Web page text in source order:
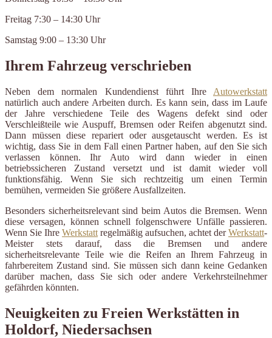
Freitag 7:30 – 14:30 Uhr
Samstag 9:00 – 13:30 Uhr
Ihrem Fahrzeug verschrieben
Neben dem normalen Kundendienst führt Ihre Autowerkstatt
natürlich auch andere Arbeiten durch. Es kann sein, dass im Laufe
der Jahre verschiedene Teile des Wagens defekt sind oder
Verschleißteile wie Auspuff, Bremsen oder Reifen abgenutzt sind.
Dann müssen diese repariert oder ausgetauscht werden. Es ist
wichtig, dass Sie in dem Fall einen Partner haben, auf den Sie sich
verlassen können. Ihr Auto wird dann wieder in einen
betriebssicheren Zustand versetzt und ist damit wieder voll
funktionsfähig. Wenn Sie sich rechtzeitig um einen Termin
bemühen, vermeiden Sie größere Ausfallzeiten.
Besonders sicherheitsrelevant sind beim Autos die Bremsen. Wenn
diese versagen, können schnell folgenschwere Unfälle passieren.
Wenn Sie Ihre Werkstatt regelmäßig aufsuchen, achtet derWerkstatt-
Meister stets darauf, dass die Bremsen und andere
sicherheitsrelevante Teile wie die Reifen an Ihrem Fahrzeug in
fahrbereitem Zustand sind. Sie müssen sich dann keine Gedanken
darüber machen, dass Sie sich oder andere Verkehrsteilnehmer
gefährden könnten.
Neuigkeiten zu Freien Werkstätten in
Holdorf, Niedersachsen